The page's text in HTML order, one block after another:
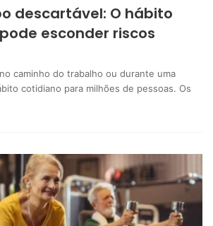
descartável: O hábito
esconder riscos
caminho do trabalho ou durante uma
cotidiano para milhões de pessoas. Os